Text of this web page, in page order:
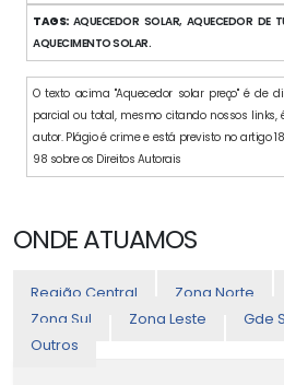
TAGS:AQUECEDOR SOLAR, AQUECEDOR DE
AQUECIMENTO SOLAR.
O texto acima "Aquecedor solar preço" é de
parcial ou total, mesmo citando nossos
autor. Plágio é crime e está previsto no artigo
98 sobre os Direitos Autorais
ONDE ATUAMOS
Região Central Zona Norte
Zona Sul
Zona Leste Gde
Outros